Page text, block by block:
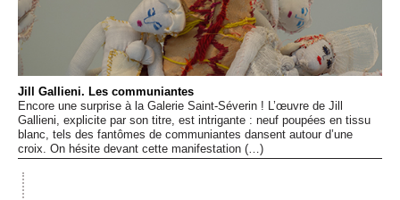
Événements
Sacré
Jill Gallieni. Les communiantes
Encore une surprise à la Galerie Saint-Séverin ! L’œuvre de Jill
Gallieni, explicite par son titre, est intrigante : neuf poupées en tissu
blanc, tels des fantômes de communiantes dansent autour d’une
croix. On hésite devant cette manifestation (…)